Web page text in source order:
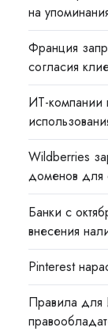
на
Франция
согласия
ИТ-компании
Wildberries
доменов для
Банки с
внесения
Pinterest
Правила для